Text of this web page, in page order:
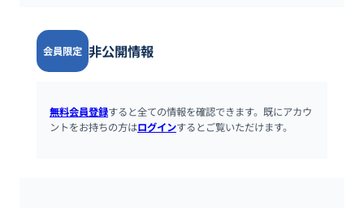
会員限定 非公開情報
無料会員登録すると全ての情報を確認できます。既にアカウ
ントをお持ちの方はログインするとご覧いただけます。